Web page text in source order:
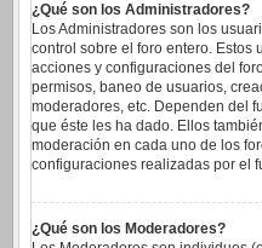
¿Qué son los Administradores?
Los Administradores son los
control sobre el foro entero. Estos
acciones y configuraciones del
permisos, baneo de usuarios,
moderadores, etc. Dependen del
que éste les ha dado. Ellos
moderación en cada uno de los
configuraciones realizadas por el
¿Qué son los Moderadores?